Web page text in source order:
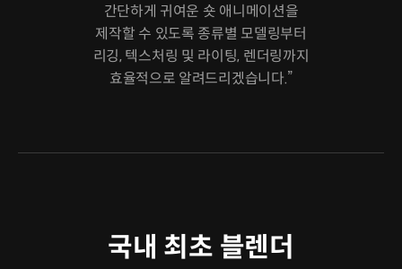
간단하게 귀여운 숏 애니메이션을
제작할 수 있도록 종류별 모델링부터
리깅, 텍스처링 및 라이팅, 렌더링까지
효율적으로 알려드리겠습니다.”
국내 최초 블렌더